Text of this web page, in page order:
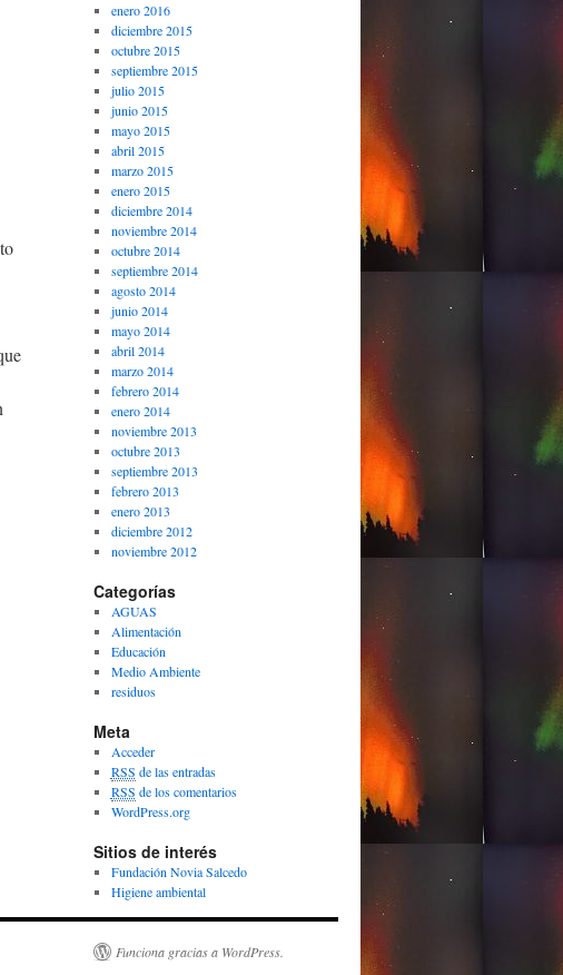
enero 2016
diciembre 2015
octubre 2015
septiembre 2015
julio 2015
junio 2015
mayo 2015
abril 2015
marzo 2015
enero 2015
diciembre 2014
noviembre 2014
octubre 2014
septiembre 2014
agosto 2014
junio 2014
mayo 2014
abril 2014
marzo 2014
febrero 2014
enero 2014
noviembre 2013
octubre 2013
septiembre 2013
febrero 2013
enero 2013
diciembre 2012
noviembre 2012
Categorías
AGUAS
Alimentación
Educación
Medio Ambiente
residuos
Meta
Acceder
RSS de las entradas
RSS de los comentarios
WordPress.org
Sitios de interés
Fundación Novia Salcedo
Higiene ambiental
Funciona gracias a WordPress.